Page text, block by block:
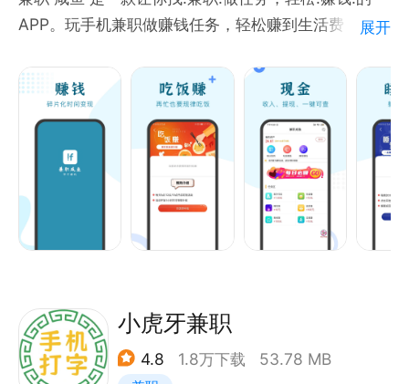
APP。玩手机兼职做赚钱任务，轻松赚到生活费，兼职
务类型和海量任务，就在兼职咸鱼。是一款专注招求
职，找工作，做兼职的APP。
做兼职，全职，线上，线下全面覆盖。兼职咸鱼职位
多，兼职快！
满足在校大学生，居家宝妈和上班族利用空闲时间的兼
职需求，众多名气直聘的兼职岗位，并提供满意可靠服
务的互联网兼职的垂直平台。
展开
小虎牙兼职
4.8 1.8万下载 53.78 MB